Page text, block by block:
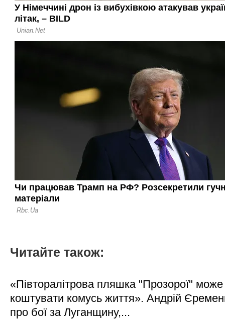
Читайте також:
«Півторалітрова пляшка "Прозорої" може
коштувати комусь життя». Андрій
про бої за Луганщину,...